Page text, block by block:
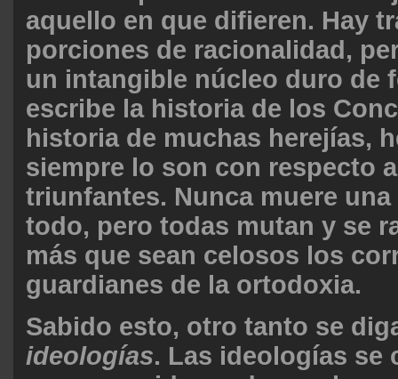
aquello en que difieren. Hay
porciones de racionalidad,
un intangible núcleo duro de
escribe la historia de los
historia de muchas herejías,
siempre lo son con respecto
triunfantes. Nunca muere
todo, pero todas mutan y se
más que sean celosos los
guardianes de la ortodoxia.
Sabido esto, otro tanto se
ideologías. Las ideologías se